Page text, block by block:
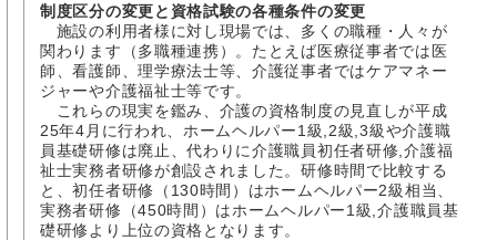
制度区分の変更と資格試験の各種条件の変更
施設の利用者様に対し現場では、多くの職種・人々が
関わります（多職種連携）。たとえば医療従事者では医
師、看護師、理学療法士等、介護従事者ではケアマネー
ジャーや介護福祉士等です。
これらの現実を鑑み、介護の資格制度の見直しが平成
25年4月に行われ、ホームヘルパー1級,2級,3級や介護職
員基礎研修は廃止、代わりに介護職員初任者研修,介護福
祉士実務者研修が創設されました。研修時間で比較する
と、初任者研修（130時間）はホームヘルパー2級相当、
実務者研修（450時間）はホームヘルパー1級,介護職員基
礎研修より上位の資格となります。